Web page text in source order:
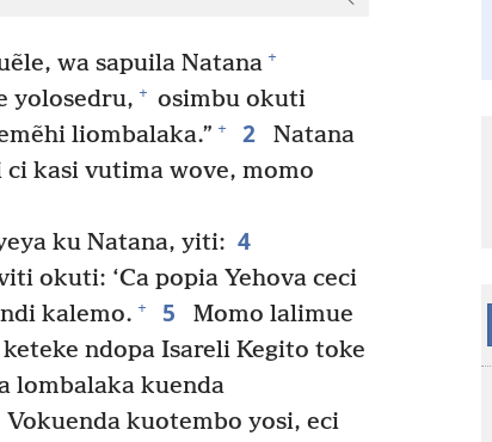
wa sapuila Natana +
yolosedru, + osimbu okuti
liombalaka.” + 2
Natana
kasi vutima wove, momo
ku Natana, yiti: 4
okuti: ‘Ca popia Yehova ceci
kalemo. + 5
Momo lalimue
ndopa Isareli Kegito toke
lombalaka kuenda
Vokuenda kuotembo yosi, eci